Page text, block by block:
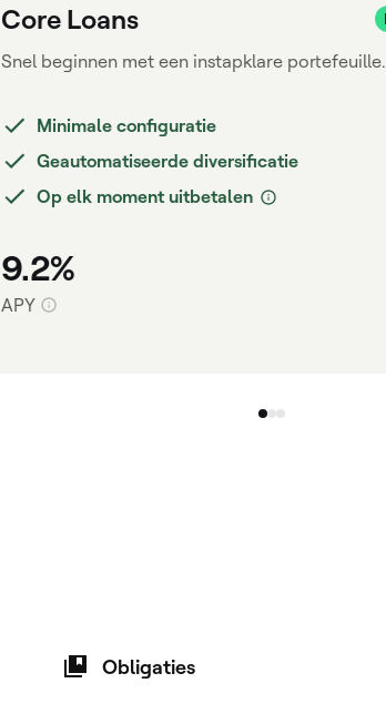
Core Loans
Snel beginnen met een instapklare portefeuille.
Minimale configuratie
Geautomatiseerde diversificatie
Op elk moment uitbetalen
9.2%
APY
Obligaties